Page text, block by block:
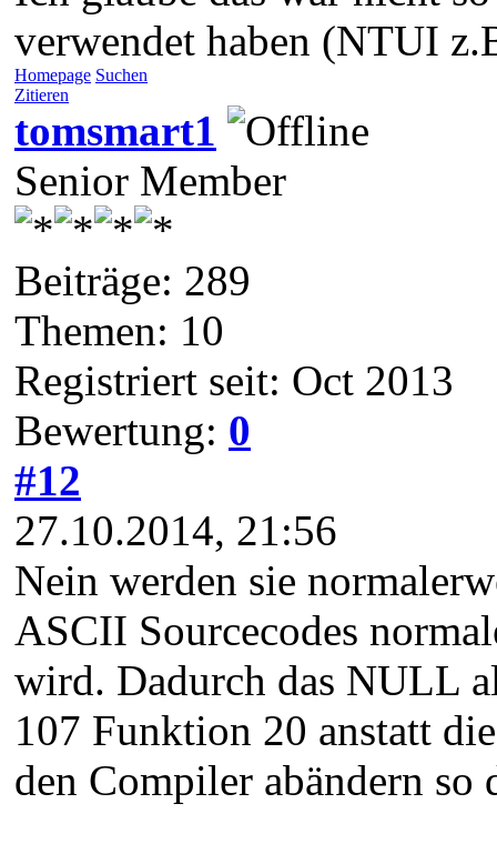
verwendet haben (NTUI
Homepage Suchen
Zitieren
tomsmart1
Senior Member
Beiträge: 289
Themen: 10
Registriert seit: Oct 2013
Bewertung: 0
#12
27.10.2014, 21:56
Nein werden sie
ASCII Sourcecodes
wird. Dadurch das NULL
107 Funktion 20 anstatt
den Compiler abändern so